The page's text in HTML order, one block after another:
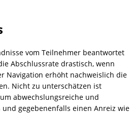
vom Teilnehmer beantwortet
Abschlussrate drastisch, wenn
Navigation erhöht nachweislich die
Nicht zu unterschätzen ist
abwechslungsreiche und
gegebenenfalls einen Anreiz wie